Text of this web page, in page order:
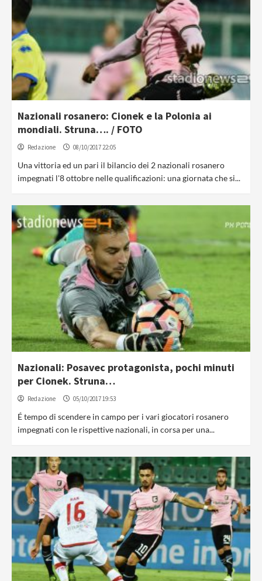
Nazionali rosanero: Cionek e la Polonia ai
mondiali. Struna…. / FOTO
Redazione 08/10/2017 22:05
Una vittoria ed un pari il bilancio dei 2 nazionali rosanero
impegnati l'8 ottobre nelle qualificazioni: una giornata che si...
Nazionali: Posavec protagonista, pochi minuti
per Cionek. Struna…
Redazione 05/10/2017 19:53
É tempo di scendere in campo per i vari giocatori rosanero
impegnati con le rispettive nazionali, in corsa per una...